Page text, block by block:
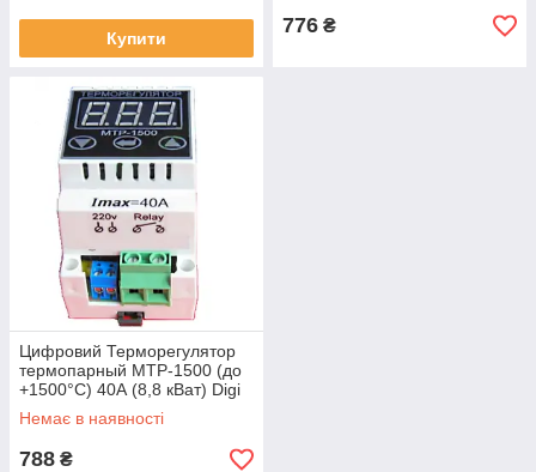
Купити
776 ₴
Цифровий Терморегулятор
термопарный МТР-1500 (до
+1500°С) 40А (8,8 кВат) Digi
Cop Харків
Немає в наявності
788 ₴